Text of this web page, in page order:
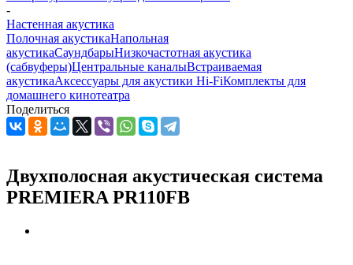
-
Настенная акустика
Полочная акустикаНапольная
акустикаСаундбарыНизкочастотная акустика
(сабвуферы)Центральные каналыВстраиваемая
акустикаАксессуары для акустики Hi-FiКомплекты для
домашнего кинотеатра
Поделиться
Двухполосная акустическая система
PREMIERA PR110FB